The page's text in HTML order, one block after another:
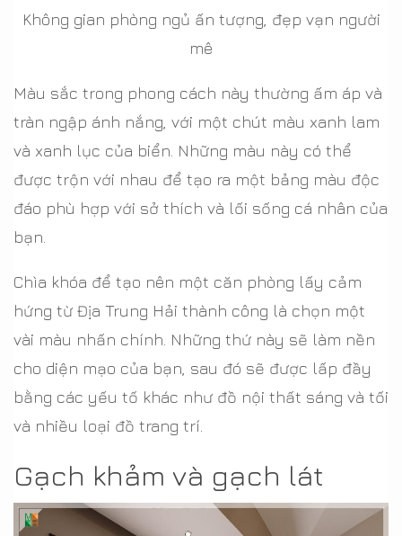
Không gian phòng ngủ ấn tượng, đẹp vạn người
mê
Màu sắc trong phong cách này thường ấm áp và
tràn ngập ánh nắng, với một chút màu xanh lam
và xanh lục của biển. Những màu này có thể
được trộn với nhau để tạo ra một bảng màu độc
đáo phù hợp với sở thích và lối sống cá nhân của
bạn.
Chìa khóa để tạo nên một căn phòng lấy cảm
hứng từ Địa Trung Hải thành công là chọn một
vài màu nhấn chính. Những thứ này sẽ làm nền
cho diện mạo của bạn, sau đó sẽ được lấp đầy
bằng các yếu tố khác như đồ nội thất sáng và tối
và nhiều loại đồ trang trí.
Gạch khảm và gạch lát